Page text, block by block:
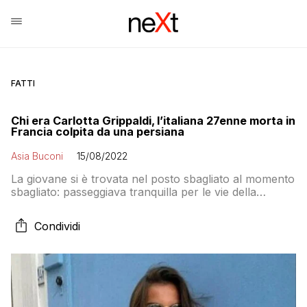
FATTI
Chi era Carlotta Grippaldi, l’italiana 27enne morta in
Francia colpita da una persiana
Asia Buconi 15/08/2022
La giovane si è trovata nel posto sbagliato al momento
sbagliato: passeggiava tranquilla per le vie della
ristorante, poi, all’improvviso, la terribile tragedia
Condividi